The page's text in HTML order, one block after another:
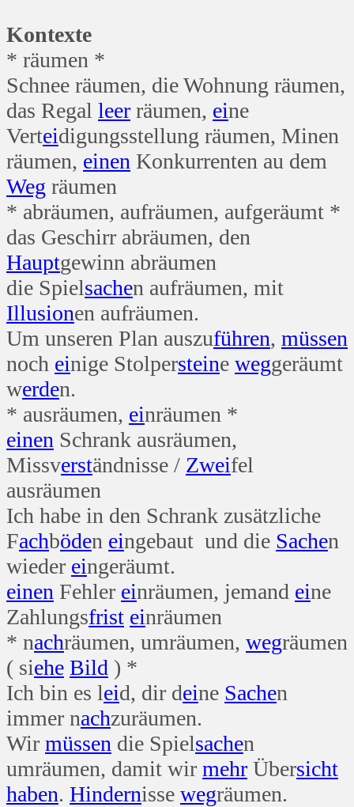
Kontexte
* räumen *
Schnee räumen, die Wohnung räumen,
das Regal leer räumen, eine
Verteidigungsstellung räumen, Minen
räumen, einen Konkurrenten au dem
Weg räumen
* abräumen, aufräumen, aufgeräumt *
das Geschirr abräumen, den
Hauptgewinn abräumen
die Spielsachen aufräumen, mit
Illusionen aufräumen.
Um unseren Plan auszuführen, müssen
noch einige Stolpersteine weggeräumt
werden.
* ausräumen, einräumen *
einen Schrank ausräumen,
Missverständnisse / Zweifel
ausräumen
Ich habe in den Schrank zusätzliche
Fachböden eingebaut und die Sachen
wieder eingeräumt.
einen Fehler einräumen, jemand eine
Zahlungsfrist einräumen
* nachräumen, umräumen, wegräumen
( siehe Bild ) *
Ich bin es leid, dir deine Sachen
immer nachzuräumen.
Wir müssen die Spielsachen
umräumen, damit wir mehr Übersicht
haben. Hindernisse wegräumen.